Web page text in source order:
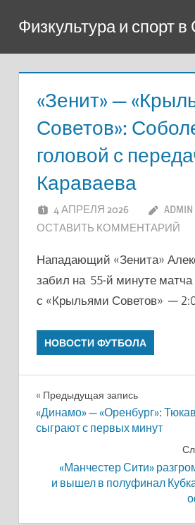
содержимому
Физкультура и спорт
«Зенит» —
Советов»:
головой с
Караваева
4 АПРЕЛЯ 2026
ADMIN
ОСТАВИТЬ КОММЕНТАРИЙ
Нападающий «Зенита»
забил на 55-й минуте матча
с «Крыльями Советов» —
НОВОСТИ ФУТБОЛА
Навигация
по
Предыдущая запись
«Динамо» — «Оренбург»:
сыграют с первых минут
«Манчестер Сити»
и вышел в полуфинал